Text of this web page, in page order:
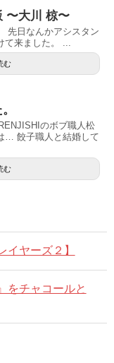
〜大川 椋〜
先日なんかアシスタン
て来ました。 ...
む
のボブ職人松
… 餃子職人と結婚して
む
イヤーズ２】
をチャコールと